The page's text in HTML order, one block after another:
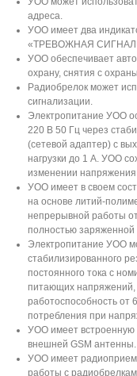
адреса.
УОО имеет два
«ТРЕВОЖНАЯ
УОО обеспечивает
охрану, снятия с
Радиобрелок может
сигнализации.
Электропитание УОО
220 В 50 Гц через
(сетевой адаптер) с
нагрузки до 1 А. УОО
изменении
УОО имеет в своем
на основе литий-
непрерывной работы
полностью
Электропитание УОО
стабилизированного
постоянного тока с
питающих
работоспособность от
потребления при
УОО имеет встроенную
внешней GSM антенны.
УОО имеет
работы с